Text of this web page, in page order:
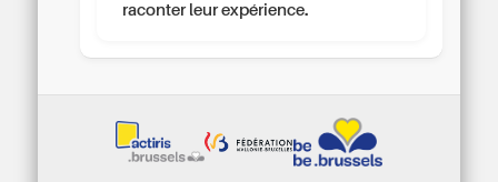
raconter leur expérience.